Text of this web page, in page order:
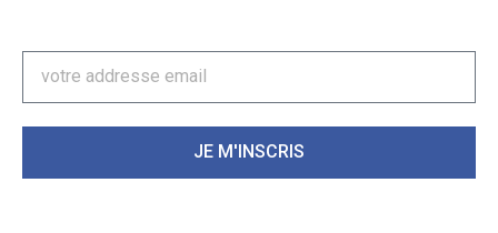
JE M'INSCRIS